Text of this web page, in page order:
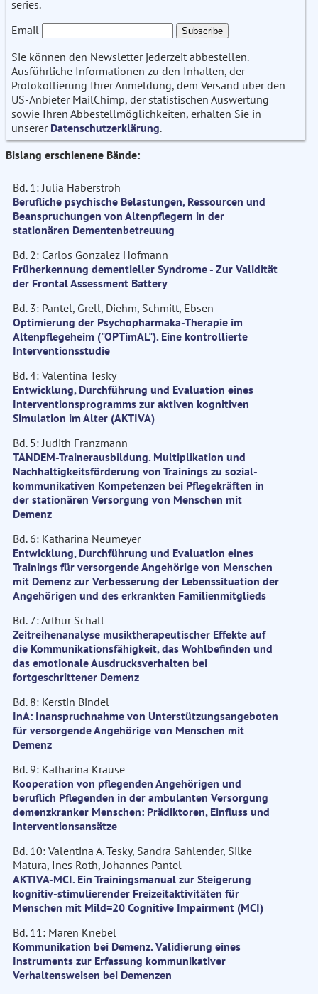
series.
Email
Sie können den Newsletter jederzeit abbestellen.
Ausführliche Informationen zu den Inhalten, der
Protokollierung Ihrer Anmeldung, dem Versand über den
US-Anbieter MailChimp, der statistischen Auswertung
sowie Ihren Abbestellmöglichkeiten, erhalten Sie in
unserer Datenschutzerklärung.
Bislang erschienene Bände:
Bd. 1: Julia Haberstroh
Berufliche psychische Belastungen, Ressourcen und
Beanspruchungen von Altenpflegern in der
stationären Dementenbetreuung
Bd. 2: Carlos Gonzalez Hofmann
Früherkennung dementieller Syndrome - Zur Validität
der Frontal Assessment Battery
Bd. 3: Pantel, Grell, Diehm, Schmitt, Ebsen
Optimierung der Psychopharmaka-Therapie im
Altenpflegeheim ("OPTimAL"). Eine kontrollierte
Interventionsstudie
Bd. 4: Valentina Tesky
Entwicklung, Durchführung und Evaluation eines
Interventionsprogramms zur aktiven kognitiven
Simulation im Alter (AKTIVA)
Bd. 5: Judith Franzmann
TANDEM-Trainerausbildung. Multiplikation und
Nachhaltigkeitsförderung von Trainings zu sozial-
kommunikativen Kompetenzen bei Pflegekräften in
der stationären Versorgung von Menschen mit
Demenz
Bd. 6: Katharina Neumeyer
Entwicklung, Durchführung und Evaluation eines
Trainings für versorgende Angehörige von Menschen
mit Demenz zur Verbesserung der Lebenssituation der
Angehörigen und des erkrankten Familienmitglieds
Bd. 7: Arthur Schall
Zeitreihenanalyse musiktherapeutischer Effekte auf
die Kommunikationsfähigkeit, das Wohlbefinden und
das emotionale Ausdrucksverhalten bei
fortgeschrittener Demenz
Bd. 8: Kerstin Bindel
InA: Inanspruchnahme von Unterstützungsangeboten
für versorgende Angehörige von Menschen mit
Demenz
Bd. 9: Katharina Krause
Kooperation von pflegenden Angehörigen und
beruflich Pflegenden in der ambulanten Versorgung
demenzkranker Menschen: Prädiktoren, Einfluss und
Interventionsansätze
Bd. 10: Valentina A. Tesky, Sandra Sahlender, Silke
Matura, Ines Roth, Johannes Pantel
AKTIVA-MCI. Ein Trainingsmanual zur Steigerung
kognitiv-stimulierender Freizeitaktivitäten für
Menschen mit Mild=20 Cognitive Impairment (MCI)
Bd. 11: Maren Knebel
Kommunikation bei Demenz. Validierung eines
Instruments zur Erfassung kommunikativer
Verhaltensweisen bei Demenzen